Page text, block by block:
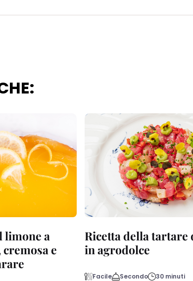
limone a
e
Ricetta della tartare
in agrodolce
Facile Secondo 30 minuti